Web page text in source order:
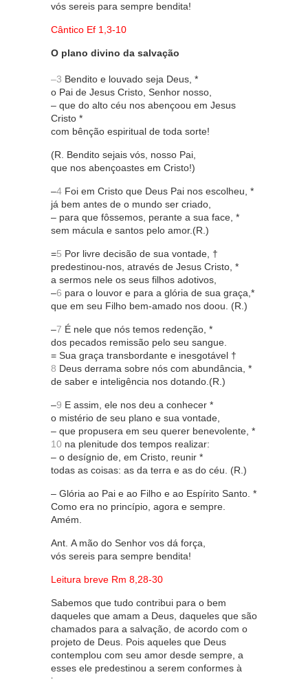
vós sereis para sempre bendita!
Cântico Ef 1,3-10
O plano divino da salvação
–3 Bendito e louvado seja Deus, *
o Pai de Jesus Cristo, Senhor nosso,
– que do alto céu nos abençoou em Jesus
Cristo *
com bênção espiritual de toda sorte!
(R. Bendito sejais vós, nosso Pai,
que nos abençoastes em Cristo!)
–4 Foi em Cristo que Deus Pai nos escolheu, *
já bem antes de o mundo ser criado,
– para que fôssemos, perante a sua face, *
sem mácula e santos pelo amor.(R.)
=5 Por livre decisão de sua vontade, †
predestinou-nos, através de Jesus Cristo, *
a sermos nele os seus filhos adotivos,
–6 para o louvor e para a glória de sua graça,*
que em seu Filho bem-amado nos doou. (R.)
–7 É nele que nós temos redenção, *
dos pecados remissão pelo seu sangue.
= Sua graça transbordante e inesgotável †
8 Deus derrama sobre nós com abundância, *
de saber e inteligência nos dotando.(R.)
–9 E assim, ele nos deu a conhecer *
o mistério de seu plano e sua vontade,
– que propusera em seu querer benevolente, *
10 na plenitude dos tempos realizar:
– o desígnio de, em Cristo, reunir *
todas as coisas: as da terra e as do céu. (R.)
– Glória ao Pai e ao Filho e ao Espírito Santo. *
Como era no princípio, agora e sempre.
Amém.
Ant. A mão do Senhor vos dá força,
vós sereis para sempre bendita!
Leitura breve Rm 8,28-30
Sabemos que tudo contribui para o bem
daqueles que amam a Deus, daqueles que são
chamados para a salvação, de acordo com o
projeto de Deus. Pois aqueles que Deus
contemplou com seu amor desde sempre, a
esses ele predestinou a serem conformes à